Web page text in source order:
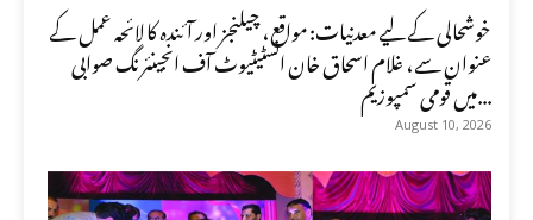
خوشحالی کے لیے معدنیات: مواقع، چیلنجز اور آئندہ کا لائحہ عمل کے
عنوان سے، غلام اسحاق خان انسٹیٹیوٹ آف انجینئرنگ صوابی
میں قومی سمپوزیم...
August 10, 2026